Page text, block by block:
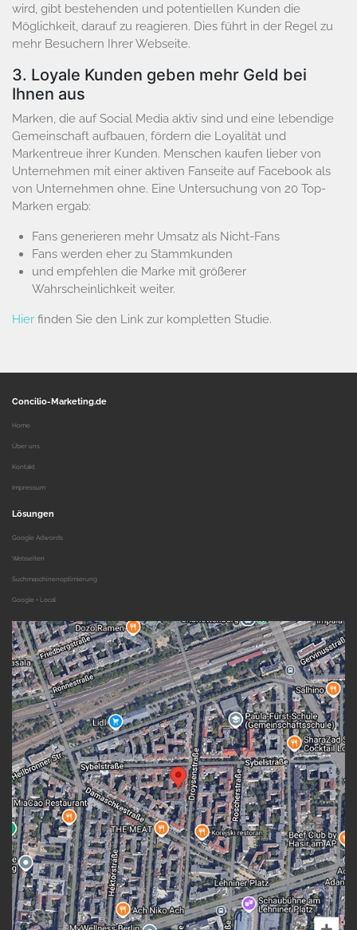
wird, gibt bestehenden und potentiellen Kunden die
Möglichkeit, darauf zu reagieren. Dies führt in der Regel zu
mehr Besuchern Ihrer Webseite.
3. Loyale Kunden geben mehr Geld bei
Ihnen aus
Marken, die auf Social Media aktiv sind und eine lebendige
Gemeinschaft aufbauen, fördern die Loyalität und
Markentreue ihrer Kunden. Menschen kaufen lieber von
Unternehmen mit einer aktiven Fanseite auf Facebook als
von Unternehmen ohne. Eine Untersuchung von 20 Top-
Marken ergab:
Fans generieren mehr Umsatz als Nicht-Fans
Fans werden eher zu Stammkunden
und empfehlen die Marke mit größerer
Wahrscheinlichkeit weiter.
Hier finden Sie den Link zur kompletten Studie.
Concilio-Marketing.de
Home
Über uns
Kontakt
Impressum
Lösungen
Google Adwords
Webseiten
Suchmaschinenoptimierung
Google + Local